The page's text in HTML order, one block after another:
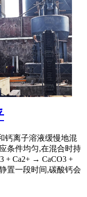
钙离子溶液缓慢地混
条件均匀,在混合时持
+ Ca2+ → CaCO3 +
置一段时间,碳酸钙会